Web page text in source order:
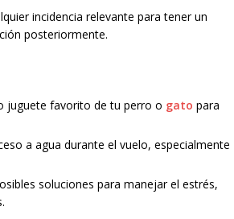
incidencia relevante para tener un
posteriormente.
juguete favorito de tu perro o gato para
a agua durante el vuelo, especialmente
soluciones para manejar el estrés,